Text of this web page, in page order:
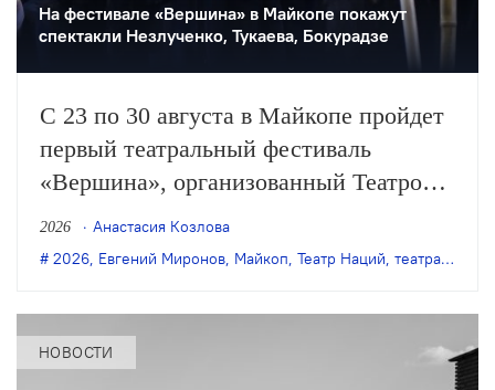
На фестивале «Вершина» в Майкопе покажут
спектакли Незлученко, Тукаева, Бокурадзе
С 23 по 30 августа в Майкопе пройдет
первый театральный фестиваль
«Вершина», организованный Театром
Наций. Участниками станут театры из
Альметьевска, Березников, Заречного,
Новокуйбышевска и Майкопа.
2026
Анастасия Козлова
2026, Евгений Миронов, Майкоп, Театр Наций, театральный фестиваль
НОВОСТИ